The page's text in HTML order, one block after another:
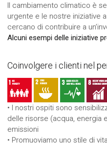
Il cambiamento climatico è
urgente e le nostre iniziative
cercano di contribuire a
Alcuni esempi delle iniziative
Coinvolgere i clienti nel
• I nostri ospiti sono
delle risorse (acqua, energia
emissioni
• Promuoviamo uno stile di